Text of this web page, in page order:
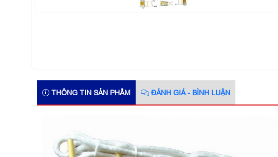
THÔNG TIN SẢN PHẨM ĐÁNH GIÁ - BÌNH LUẬN